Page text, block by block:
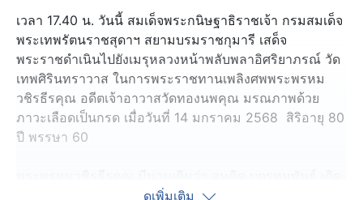
เวลา 17.40 น. วันนี้ สมเด็จพระกนิษฐาธิราชเจ้า กรมสมเด็จ
พระเทพรัตนราชสุดาฯ สยามบรมราชกุมารี เสด็จ
พระราชดำเนินไปยังเมรุหลวงหน้าพลับพลาอิศริยาภรณ์ วัด
เทพศิรินทราวาส ในการพระราชทานเพลิงศพพระพรหม
วชิรธีรคุณ อดีตเจ้าอาวาสวัดทองนพคุณ มรณภาพด้วย
ภาวะเลือดเป็นกรด เมื่อวันที่ 14 มกราคม 2568 สิริอายุ 80
ปี พรรษา 60
เมื่อวันที่ 5 พฤษภาคม 2487 ที่จังหวัดร้อยเอ็ด ในวัยเด็ก
ดูเพิ่มเติม